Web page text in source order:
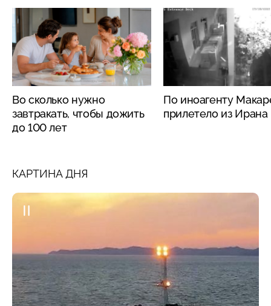
Во сколько нужно
завтракать, чтобы дожить
до 100 лет
По иноагенту
прилетело из Ирана
КАРТИНА ДНЯ